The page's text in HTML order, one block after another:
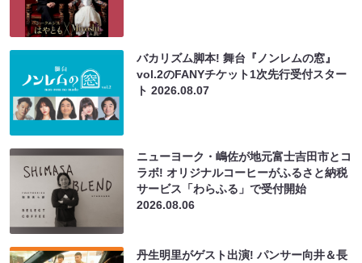
バカリズム脚本! 舞台『ノンレムの窓』
vol.2のFANYチケット1次先行受付スター
ト2026.08.07
ニューヨーク・嶋佐が地元富士吉田市とコ
ラボ! オリジナルコーヒーがふるさと納税
サービス「わらふる」で受付開始
2026.08.06
丹生明里がゲスト出演! パンサー向井＆長